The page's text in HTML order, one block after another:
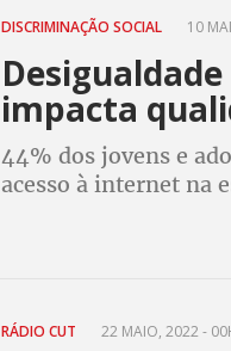
DISCRIMINAÇÃO SOCIAL 10
impacta
44% dos jovens e
acesso à internet na
RÁDIO CUT 22 MAIO, 2022 -